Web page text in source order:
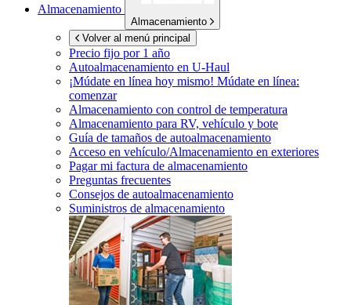
Almacenamiento
Almacenamiento
Volver al menú principal
Precio fijo por 1 año
Autoalmacenamiento en U-Haul
¡Múdate en línea hoy mismo! Múdate en línea:
comenzar
Almacenamiento con control de temperatura
Almacenamiento para RV, vehículo y bote
Guía de tamaños de autoalmacenamiento
Acceso en vehículo/Almacenamiento en exteriores
Pagar mi factura de almacenamiento
Preguntas frecuentes
Consejos de autoalmacenamiento
Suministros de almacenamiento